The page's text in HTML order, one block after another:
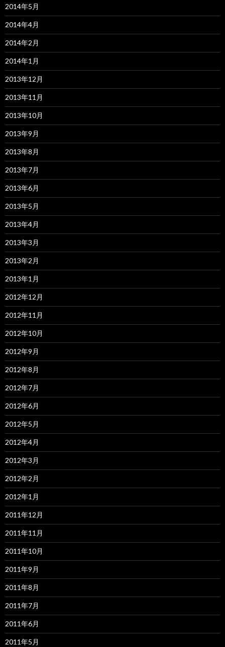
2014年5月
2014年4月
2014年2月
2014年1月
2013年12月
2013年11月
2013年10月
2013年9月
2013年8月
2013年7月
2013年6月
2013年5月
2013年4月
2013年3月
2013年2月
2013年1月
2012年12月
2012年11月
2012年10月
2012年9月
2012年8月
2012年7月
2012年6月
2012年5月
2012年4月
2012年3月
2012年2月
2012年1月
2011年12月
2011年11月
2011年10月
2011年9月
2011年8月
2011年7月
2011年6月
2011年5月